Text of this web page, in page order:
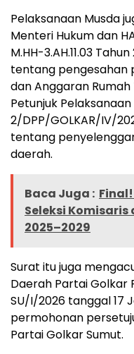
Pelaksanaan Musda
Menteri Hukum dan
M.HH-3.AH.11.03
tentang pengesahan
dan Anggaran
Petunjuk
2/DPP/GOLKAR/IV/
tentang
daerah.
Baca Juga :
Seleksi Komisaris
2025–2029
Surat itu juga
Daerah Partai Golkar
SU/I/2026 tanggal 17
permohonan
Partai Golkar Sumut.